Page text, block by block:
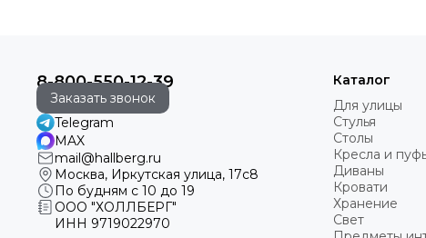
8-800-550-12-39
Заказать звонок
Telegram
MAX
mail@hallberg.ru
Москва, Иркутская улица, 17с8
По будням с 10 до 19
ООО "ХОЛЛБЕРГ"
ИНН 9719022970
Каталог
Для улицы
Стулья
Столы
Кресла и
Диваны
Кровати
Хранение
Свет